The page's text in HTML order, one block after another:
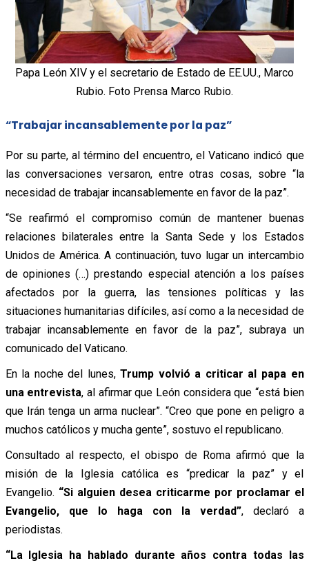
Papa León XIV y el secretario de Estado de EE.UU., Marco
Rubio. Foto Prensa Marco Rubio.
“Trabajar incansablemente por la paz”
Por su parte, al término del encuentro, el Vaticano indicó que
las conversaciones versaron, entre otras cosas, sobre “la
necesidad de trabajar incansablemente en favor de la paz”.
“Se reafirmó el compromiso común de mantener buenas
relaciones bilaterales entre la Santa Sede y los Estados
Unidos de América. A continuación, tuvo lugar un intercambio
de opiniones (…) prestando especial atención a los países
afectados por la guerra, las tensiones políticas y las
situaciones humanitarias difíciles, así como a la necesidad de
trabajar incansablemente en favor de la paz”, subraya un
comunicado del Vaticano.
En la noche del lunes,Trump volvió a criticar al papa en
una entrevista, al afirmar que León considera que “está bien
que Irán tenga un arma nuclear”. “Creo que pone en peligro a
muchos católicos y mucha gente”, sostuvo el republicano.
Consultado al respecto, el obispo de Roma afirmó que la
misión de la Iglesia católica es “predicar la paz” y el
Evangelio. “Si alguien desea criticarme por proclamar el
Evangelio, que lo haga con la verdad”, declaró a
periodistas.
“La Iglesia ha hablado durante años contra todas las